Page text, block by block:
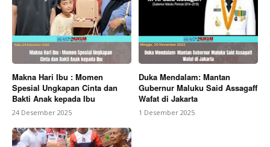
Makna Hari Ibu : Momen
Spesial Ungkapan Cinta dan
Bakti Anak kepada Ibu
24 Desember 2025
Duka Mendalam: Mantan
Gubernur Maluku Said Assagaff
Wafat di Jakarta
1 Desember 2025